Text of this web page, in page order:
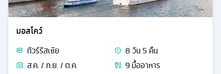
มอสโคว์
ทัวร์รัสเซีย 8วัน5 คืน
ส.ค. / ก.ย. / ต.ค.
9มื้ออาหาร